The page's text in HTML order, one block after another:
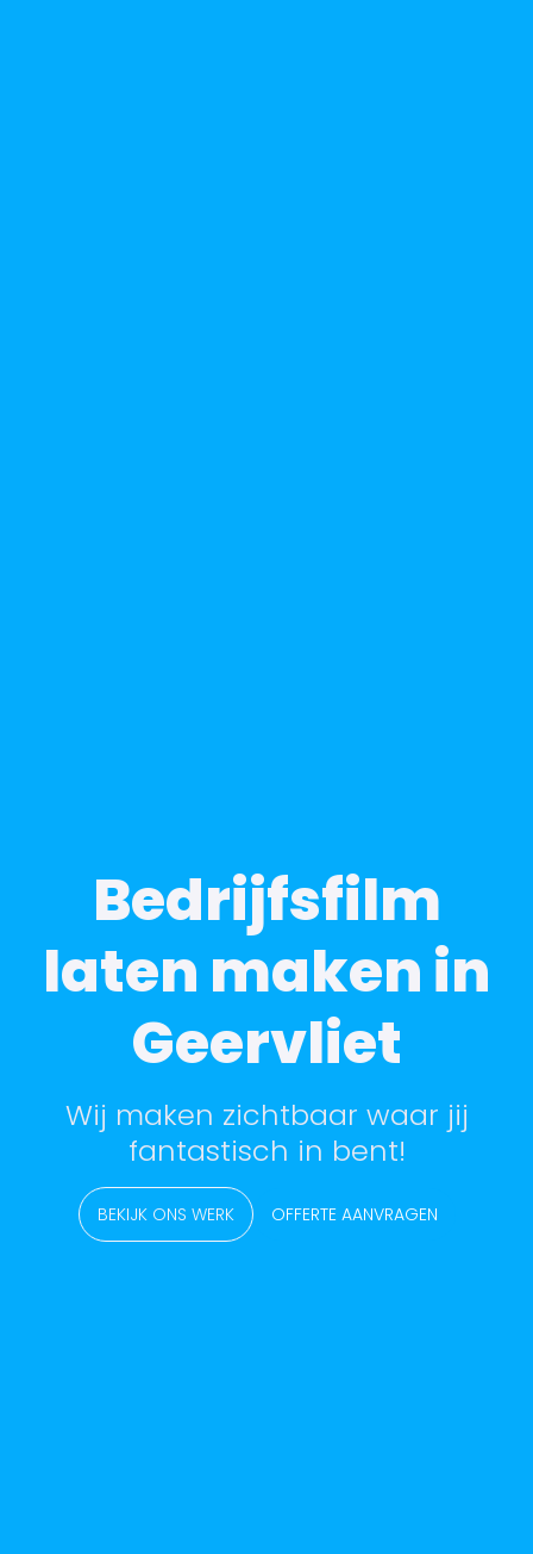
Bedrijfsfilm
laten maken in
Geervliet
Wij maken zichtbaar waar jij
fantastisch in bent!
BEKIJK ONS WERK OFFERTE AANVRAGEN